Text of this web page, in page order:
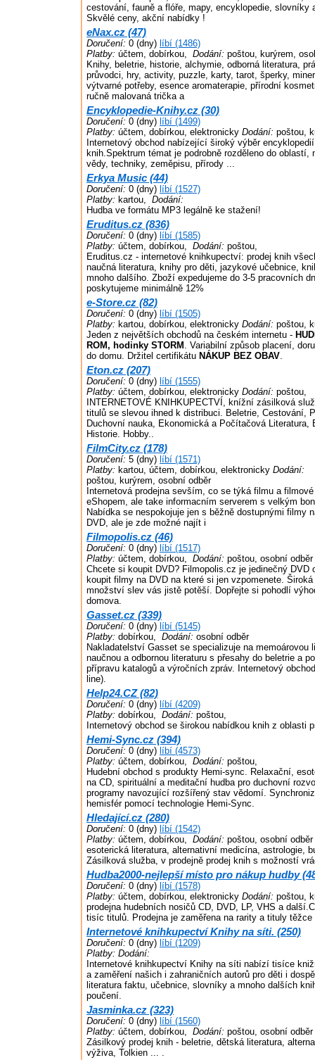
cestování, fauně a flóře, mapy, encyklopedie, slovníky
Skvělé ceny, akční nabídky !
eNax.cz (47)
Doručení: 0 (dny) líbí (1486)
Platby: účtem, dobírkou, Dodání: poštou, kurýrem,
Knihy, beletrie, historie, alchymie, odborná literatura,
průvodci, hry, activity, puzzle, karty, tarot, šperky,
výtvarné potřeby, esence aromaterapie, přírodní
ručně malovaná trička a
Encyklopedie-Knihy.cz (30)
Doručení: 0 (dny) líbí (1499)
Platby: účtem, dobírkou, elektronicky Dodání: poštou,
Internetový obchod nabízející široký výběr
knih.Spektrum témat je podrobně rozděleno do oblastí,
vědy, techniky, zeměpisu, přírody ...
Erkya Music (44)
Doručení: 0 (dny) líbí (1527)
Platby: kartou, Dodání:
Hudba ve formátu MP3 legálně ke stažení!
Eruditus.cz (836)
Doručení: 0 (dny) líbí (1585)
Platby: účtem, dobírkou, Dodání: poštou,
Eruditus.cz - internetové knihkupectví: prodej knih
naučná literatura, knihy pro děti, jazykové učebnice,
mnoho dalšího. Zboží expedujeme do 3-5 pracovních
poskytujeme minimálně 12%
e-Store.cz (82)
Doručení: 0 (dny) líbí (1505)
Platby: kartou, dobírkou, elektronicky Dodání: poštou,
Jeden z největších obchodů na českém internetu -
ROM, hodinky STORM . Variabilní způsob placení,
do domu. Držitel certifikátu NÁKUP BEZ OBAV.
Eton.cz (207)
Doručení: 0 (dny) líbí (1555)
Platby: účtem, dobírkou, elektronicky Dodání: poštou,
INTERNETOVÉ KNIHKUPECTVÍ, knížní zásilková
titulů se slevou ihned k distribuci. Beletrie, Cestování,
Duchovní nauka, Ekonomická a Počítačová Literatura,
Historie. Hobby..
FilmCity.cz (178)
Doručení: 5 (dny) líbí (1571)
Platby: kartou, účtem, dobírkou, elektronicky Dodání:
poštou, kurýrem, osobní odběr
Internetová prodejna sevším, co se týká filmu a
eShopem, ale take informacním serverem s velkým
Nabídka se nespokojuje jen s běžně dostupnými filmy
DVD, ale je zde možné najít i
Filmopolis.cz (46)
Doručení: 0 (dny) líbí (1517)
Platby: účtem, dobírkou, Dodání: poštou, osobní odběr
Chcete si koupit DVD? Filmopolis.cz je jedinečný DVD
koupit filmy na DVD na které si jen vzpomenete.
množství slev vás jistě potěší. Dopřejte si pohodlí
domova.
Gasset.cz (339)
Doručení: 0 (dny) líbí (5145)
Platby: dobírkou, Dodání: osobní odběr
Nakladatelství Gasset se specializuje na memoárovou
naučnou a odbornou literaturu s přesahy do beletrie a
přípravu katalogů a výročních zpráv. Internetový
line).
Help24.CZ (82)
Doručení: 0 (dny) líbí (4209)
Platby: dobírkou, Dodání: poštou,
Internetový obchod se širokou nabídkou knih z oblasti
Hemi-Sync.cz (394)
Doručení: 0 (dny) líbí (4573)
Platby: účtem, dobírkou, Dodání: poštou,
Hudební obchod s produkty Hemi-sync. Relaxační,
na CD, spirituální a meditační hudba pro duchovní
programy navozující rozšířený stav vědomí.
hemisfér pomocí technologie Hemi-Sync.
Hledající.cz (280)
Doručení: 0 (dny) líbí (1542)
Platby: účtem, dobírkou, Dodání: poštou, osobní odběr
esoterická literatura, alternativní medicína, astrologie,
Zásilková služba, v prodejně prodej knih s možností
Hudba2000-nejlepší místo pro nákup hudby
Doručení: 0 (dny) líbí (1578)
Platby: účtem, dobírkou, elektronicky Dodání: poštou,
prodejna hudebních nosičů CD, DVD, LP, VHS a
tisíc titulů. Prodejna je zaměřena na rarity a tituly těžce
Internetové knihkupectví Knihy na síti. (250)
Doručení: 0 (dny) líbí (1209)
Platby: Dodání:
Internetové knihkupectví Knihy na síti nabízí tisíce
a zaměření našich i zahraničních autorů pro děti i
literatura faktu, učebnice, slovníky a mnoho dalších
poučení.
Jasminka.cz (323)
Doručení: 0 (dny) líbí (1560)
Platby: účtem, dobírkou, Dodání: poštou, osobní odběr
Zásilkový prodej knih - beletrie, dětská literatura,
výživa, Tolkien ... .